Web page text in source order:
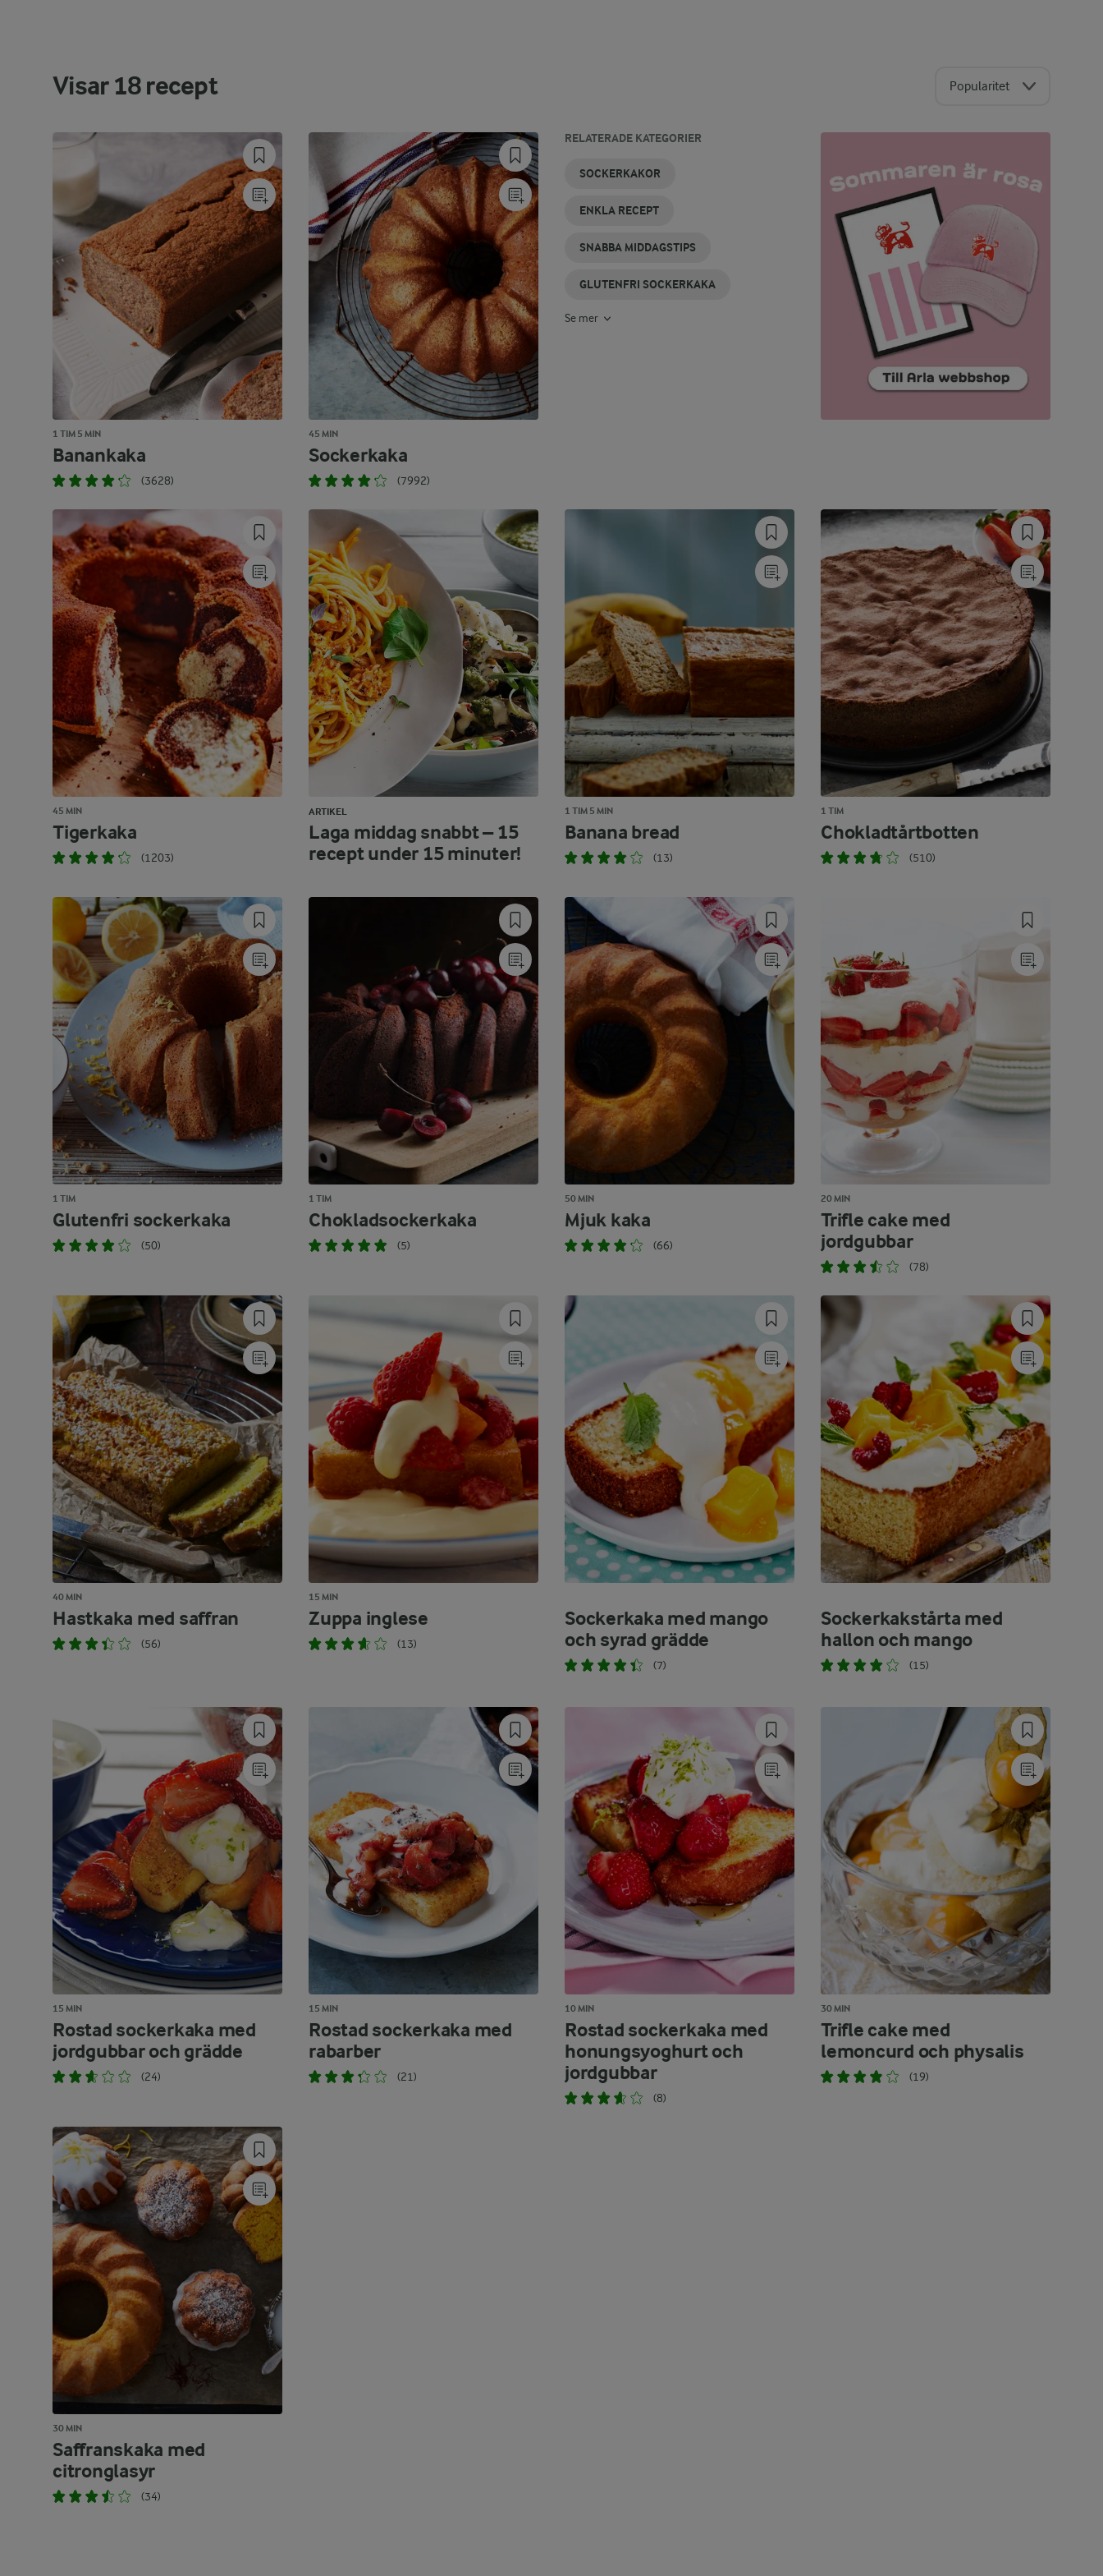
Visar18recept Popularitet
1 TIM 5 MIN
Banankaka
(3628)
45 MIN
Sockerkaka
(7992)
RELATERADE KATEGORIER
SOCKERKAKOR
ENKLA RECEPT
SNABBA MIDDAGSTIPS
GLUTENFRI SOCKERKAKA
SNABBA
RECEPT
SNABBMAKARONER
ENKLA
SOCKERKAKOR
SOCKERKAKA
UTAN ÄGG
SNABB
AIOLI
SAFTIGA
SOCKERKAKOR
Se mer
45 MIN
Tigerkaka
(1203)
ARTIKEL
Laga middag snabbt – 15
recept under 15 minuter!
1 TIM 5 MIN
Banana bread
(13)
1 TIM
Chokladtårtbotten
(510)
1 TIM
Glutenfri sockerkaka
(50)
1 TIM
Chokladsockerkaka
(5)
50 MIN
Mjuk kaka
(66)
20 MIN
Trifle cake med
jordgubbar
(78)
40 MIN
Hastkaka med saffran
(56)
15 MIN
Zuppa inglese
(13)
Sockerkaka med mango
och syrad grädde
(7)
Sockerkakstårta med
hallon och mango
(15)
15 MIN
Rostad sockerkaka med
jordgubbar och grädde
(24)
15 MIN
Rostad sockerkaka med
rabarber
(21)
10 MIN
Rostad sockerkaka med
honungsyoghurt och
jordgubbar
(8)
30 MIN
Trifle cake med
lemoncurd och physalis
(19)
30 MIN
Saffranskaka med
citronglasyr
(34)